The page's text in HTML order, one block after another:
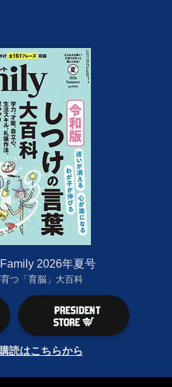
2026年夏号
つ「育脳」大百科
読はこちらから